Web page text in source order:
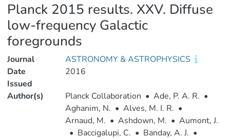
Planck 2015 results. XXV. Diffuse
low-frequency Galactic
foregrounds
Journal
ASTRONOMY & ASTROPHYSICS
Date
Issued
2016
Author(s) Planck Collaboration • Ade, P. A. R. •
Aghanim, N. • Alves, M. I. R. •
Arnaud, M. • Ashdown, M. • Aumont, J.
• Baccigalupi, C. • Banday, A. J. •